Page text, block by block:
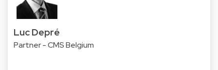
Luc Depré
Partner - CMS Belgium